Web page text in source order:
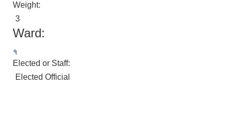
Weight:
3
Ward:
१
Elected or Staff:
Elected Official